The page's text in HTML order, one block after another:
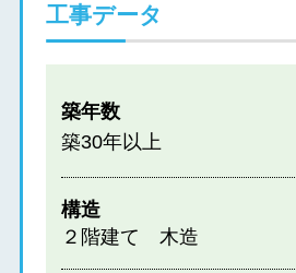
工事データ
築年数
築30年以上
構造
２階建て 木造